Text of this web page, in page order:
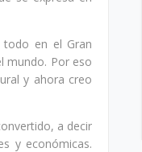
todo en el Gran
mundo. Por eso
y ahora creo
a decir
y económicas.